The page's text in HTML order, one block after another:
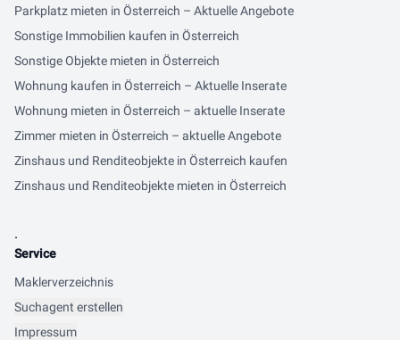
Parkplatz mieten in Österreich – Aktuelle Angebote
Sonstige Immobilien kaufen in Österreich
Sonstige Objekte mieten in Österreich
Wohnung kaufen in Österreich – Aktuelle Inserate
Wohnung mieten in Österreich – aktuelle Inserate
Zimmer mieten in Österreich – aktuelle Angebote
Zinshaus und Renditeobjekte in Österreich kaufen
Zinshaus und Renditeobjekte mieten in Österreich
.
Service
Maklerverzeichnis
Suchagent erstellen
Impressum